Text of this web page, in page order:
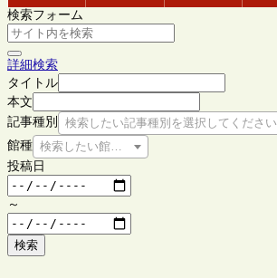
検索フォーム
詳細検索
タイトル
本文
記事種別
検索したい記事種別を選択してください
館種 検索したい館種を選択してください
投稿日
～
検索